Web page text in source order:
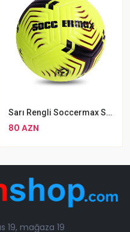
Sarı Rengli Soccermax SM PITCH Futbol Topu №5
80 AZN
19, mağaza 19